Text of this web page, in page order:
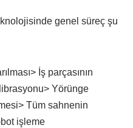
genel süreç şu
İş parçasının
Yörünge
Tüm sahnenin
işleme